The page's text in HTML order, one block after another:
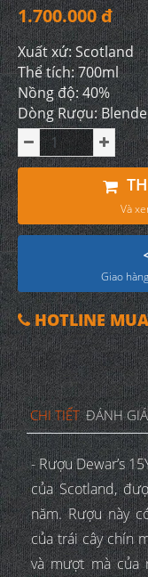
1.700.000 đ
Xuất xứ: Scotland
Thể tích: 700ml
Nồng độ: 40%
Dòng Rượu:
Và
Giao
HOTLINE
CHI TIẾT ĐÁNH GIÁ
- Rượu Dewar’s
của Scotland,
năm. Rượu này
của trái cây chín
và mượt mà của